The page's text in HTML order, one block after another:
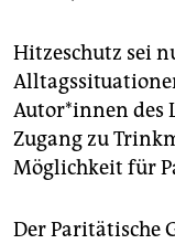
Hitzeschutz sei
Au­to­r*in­nen des
Zugang zu
Möglichkeit für
Der Paritätische